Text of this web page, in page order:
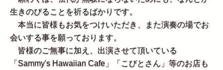
生きのびることを祈るばかりです。
本当に皆様もお気をつけいただき、また演奏の場でお
会いする事を願っております。
皆様のご無事に加え、出演させて頂いている
「Sammy's Hawaiian Cafe」「こびとさん」等のお店も